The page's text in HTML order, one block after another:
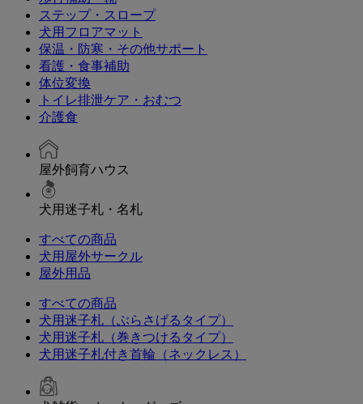
ステップ・スロープ
犬用フロアマット
保温・防寒・その他サポート
看護・食事補助
体位変換
トイレ排泄ケア・おむつ
介護食
屋外飼育ハウス
犬用迷子札・名札
すべての商品
犬用屋外サークル
屋外用品
すべての商品
犬用迷子札（ぶらさげるタイプ）
犬用迷子札（巻きつけるタイプ）
犬用迷子札付き首輪（ネックレス）